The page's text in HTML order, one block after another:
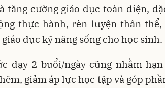
tăng cường giáo dục toàn diện,
thực hành, rèn luyện thân
dục kỹ năng sống cho học sinh.
dạy 2 buổi/ngày cũng nhằm
giảm áp lực học tập và góp